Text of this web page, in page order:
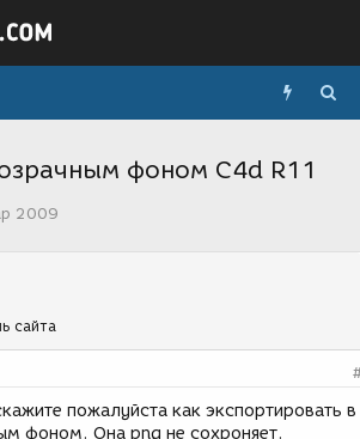
фоном C4d R11
2009
сайта
пожалуйста как экспортировать в
фоном. Она png не сохроняет.